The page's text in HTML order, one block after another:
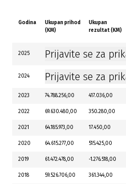
Godina
Ukupan prihod
(KM)
Ukupan
rezultat (KM)
2025 Prijavite se za
2024 Prijavite se za
2023 74.788.256,00 417.036,00
2022 69.630.480,00 350.280,00
2021 64.185.973,00 17.450,00
2020 64.615.277,00 515.425,00
2019 61.472.478,00 -1.276.518,00
2018 59.526.706,00 361.344,00